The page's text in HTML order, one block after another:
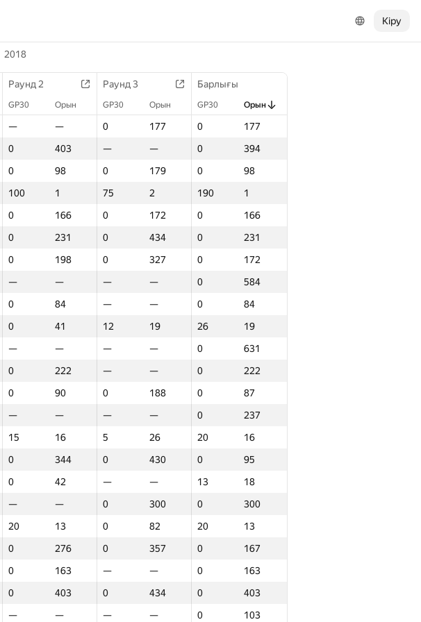
Кіру
2018
Раунд 2 Раунд 3 Барлығы
GP30 Орын GP30 Орын GP30 Орын
— — 0 177 0
177
0 403 — — 0
394
0 98 0 179 0
98
100 1 75 2 190
1
0 166 0 172 0
166
0 231 0 434 0
231
0 198 0 327 0
172
— — — — 0
584
0 84 — — 0
84
0 41 12 19 26
19
— — — — 0
631
0 222 — — 0
222
0 90 0 188 0
87
— — — — 0
237
15 16 5 26 20
16
0 344 0 430 0
95
0 42 — — 13
18
— — 0 300 0
300
20 13 0 82 20
13
0 276 0 357 0
167
0 163 — — 0
163
0 403 0 434 0
403
— — — — 0
103
Раунд 2 Раунд 3 Барлығы
GP30 Орын